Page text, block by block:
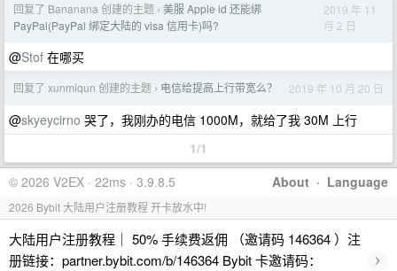
回复了 Bananana 创建的主题 › 美服 Apple id 还能绑
PayPal(PayPal 绑定大陆的 visa 信用卡)吗?
2019 年 11
月 2 日
@Stof 在哪买
回复了 xunmiqun 创建的主题 › 电信给提高上行带宽么？ 2019 年 10 月 20 日
@skyeycirno 哭了，我刚办的电信 1000M，就给了我 30M 上行
1/1
About · Language
© 2026 V2EX · 22ms · 3.9.8.5
2026 Bybit 大陆用户注册教程 开卡放水中!
大陆用户注册教程｜ 50% 手续费返佣 （邀请码 146364 ）注
册链接：partner.bybit.com/b/146364 Bybit 卡邀请码：
›